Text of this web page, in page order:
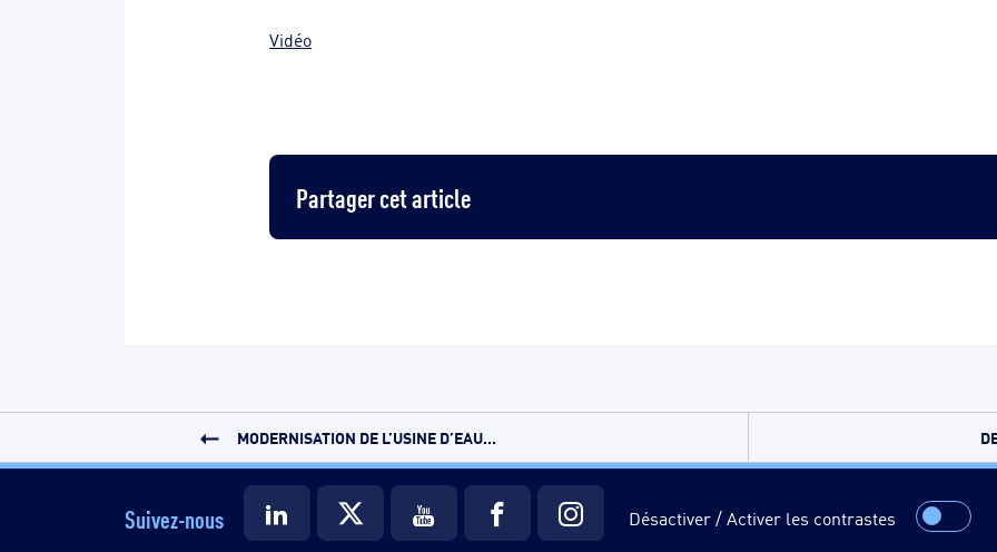
Vidéo
Partager cet article
MODERNISATION DE L’USINE D’EAU...
Suivez-nous Désactiver / Activer les contrastes